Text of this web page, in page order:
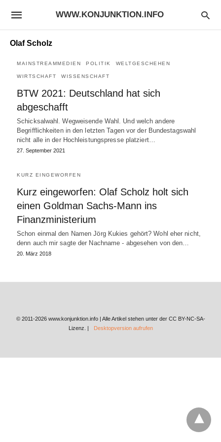
WWW.KONJUNKTION.INFO
Olaf Scholz
MAINSTREAMMEDIEN POLITIK WELTGESCHEHEN
WIRTSCHAFT WISSENSCHAFT
BTW 2021: Deutschland hat sich
abgeschafft
Schicksalwahl. Wegweisende Wahl. Und welch andere
Begrifflichkeiten in den letzten Tagen vor der Bundestagswahl
nicht alle in der Hochleistungspresse platziert…
27. September 2021
KURZ EINGEWORFEN
Kurz eingeworfen: Olaf Scholz holt sich
einen Goldman Sachs-Mann ins
Finanzministerium
Schon einmal den Namen Jörg Kukies gehört? Wohl eher nicht,
denn auch mir sagte der Nachname - abgesehen von den…
20. März 2018
© 2011-2026 www.konjunktion.info | Alle Artikel stehen unter der CC BY-NC-SA-
Lizenz. |
Desktopversion aufrufen